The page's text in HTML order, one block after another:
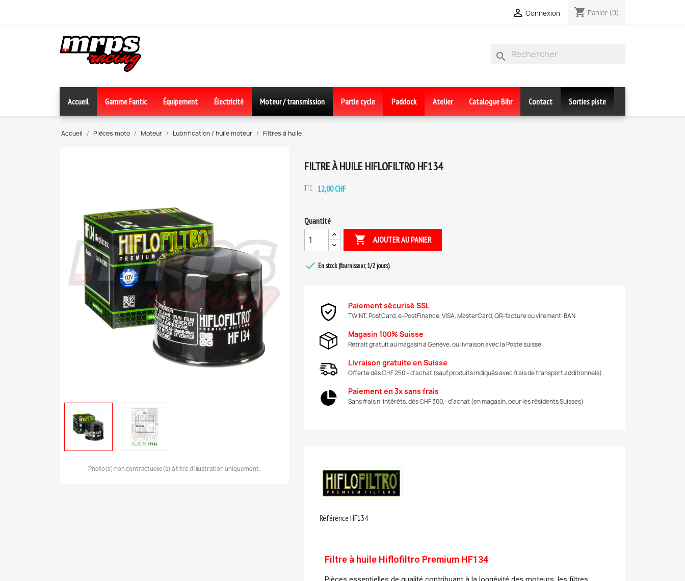
 Connexion shopping_cart Panier (0)
search
Accueil Gamme Fantic Équipement Électricité Moteur / transmission Partie cycle Paddock Atelier Catalogue Bihr Contact Sorties piste
Accueil Pièces moto Moteur Lubrification / huile moteur Filtres à huile
Photo(s) non contractuelle(s) à titre d'illustration uniquement.
FILTRE À HUILE HIFLOFILTRO HF134
12,00 CHF
TTC
Quantité
 AJOUTER AU PANIER
 En stock (fournisseur, 1/2 jours)
Paiement sécurisé SSL
TWINT, PostCard, e-PostFinance, VISA, MasterCard, QR-facture ou virement IBAN
Magasin 100% Suisse
Retrait gratuit au magasin à Genève, ou livraison avec la Poste suisse
Livraison gratuite en Suisse
Offerte dès CHF 250.- d'achat (sauf produits indiqués avec frais de transport additionnels)
Paiement en 3x sans frais
Sans frais ni intérêts, dès CHF 300.- d'achat (en magasin, pour les résidents Suisses)
Référence HF134
Filtre à huile Hiflofiltro Premium HF134